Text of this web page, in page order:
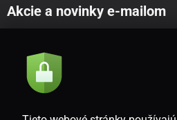
Akcie a novinky e-mailom
Súhlasím so